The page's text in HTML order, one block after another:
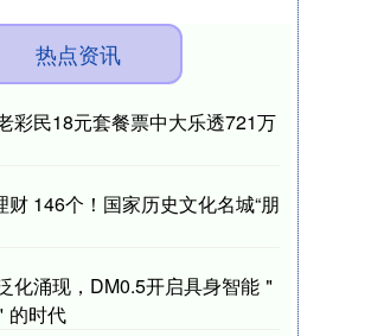
热点资讯
彩民18元套餐票中大乐透721万
财 146个！国家历史文化名城“朋
化涌现，DM0.5开启具身智能＂
的时代